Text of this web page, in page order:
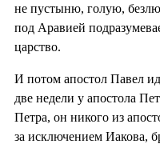
не пустыню, голую,
под Аравией
царство.
И потом апостол Павел
две недели у апостола
Петра, он никого из
за исключением Иакова,